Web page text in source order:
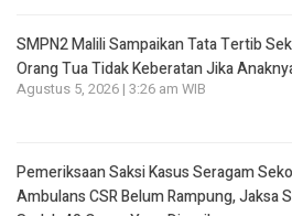
SMPN2 Malili Sampaikan Tata Tertib
Orang Tua Tidak Keberatan Jika
Agustus 5, 2026 | 3:26 am WIB
Pemeriksaan Saksi Kasus Seragam
Ambulans CSR Belum Rampung, Jaksa